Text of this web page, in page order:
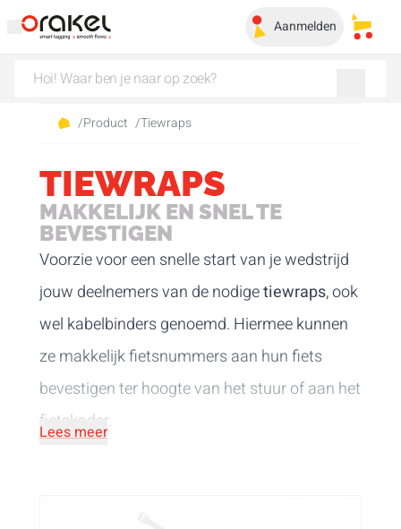
Aanmelden Mijn
/Product /Tiewraps
TIEWRAPS
MAKKELIJK EN SNEL TE
BEVESTIGEN
Voorzie voor een snelle start van je wedstrijd
jouw deelnemers van de nodigetiewraps, ook
wel kabelbinders genoemd. Hiermee kunnen
ze makkelijk fietsnummers aan hun fiets
bevestigen ter hoogte van het stuur of aan het
fietskader.
Lees meer